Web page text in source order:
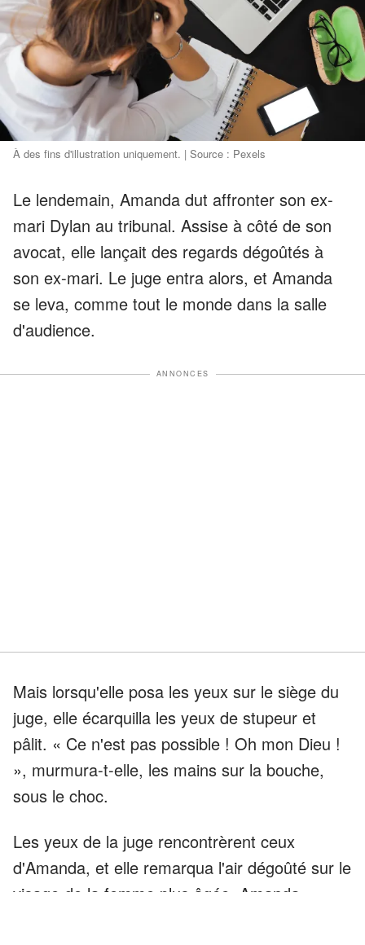
À des fins d'illustration uniquement. | Source : Pexels
Le lendemain, Amanda dut affronter son ex-
mari Dylan au tribunal. Assise à côté de son
avocat, elle lançait des regards dégoûtés à
son ex-mari. Le juge entra alors, et Amanda
se leva, comme tout le monde dans la salle
d'audience.
ANNONCES
Mais lorsqu'elle posa les yeux sur le siège du
juge, elle écarquilla les yeux de stupeur et
pâlit. « Ce n'est pas possible ! Oh mon Dieu !
», murmura-t-elle, les mains sur la bouche,
sous le choc.
Les yeux de la juge rencontrèrent ceux
d'Amanda, et elle remarqua l'air dégoûté sur le
visage de la femme plus âgée. Amanda